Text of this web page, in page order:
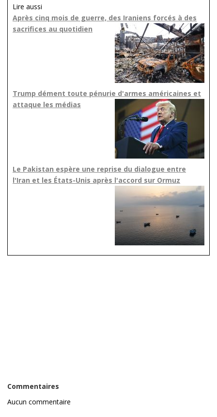
Lire aussi
Après cinq mois de guerre, des Iraniens forcés à des
sacrifices au quotidien
Trump dément toute pénurie d'armes américaines et
attaque les médias
Le Pakistan espère une reprise du dialogue entre
l'Iran et les États-Unis après l'accord sur Ormuz
Commentaires
Aucun commentaire